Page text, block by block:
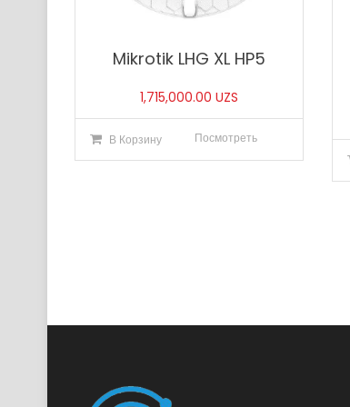
Mikrotik LHG XL HP5
1,715,000.00UZS
В Корзину Посмотреть